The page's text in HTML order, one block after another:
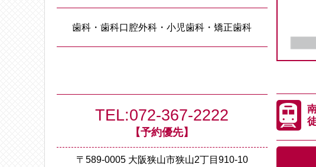
歯科・歯科口腔外科・小児歯科・矯正歯科
TEL:072-367-2222
【予約優先】
〒589-0005 大阪狭山市狭山2丁目910-10